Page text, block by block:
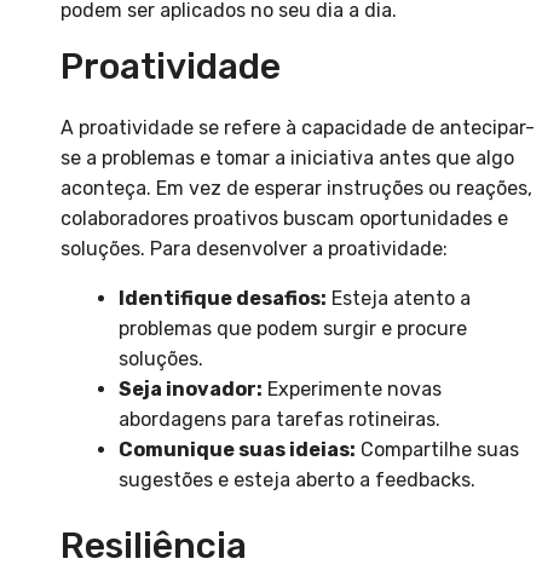
podem ser aplicados no seu dia a dia.
Proatividade
A proatividade se refere à capacidade de antecipar-
se a problemas e tomar a iniciativa antes que algo
aconteça. Em vez de esperar instruções ou reações,
colaboradores proativos buscam oportunidades e
soluções. Para desenvolver a proatividade:
Identifique desafios: Esteja atento a
problemas que podem surgir e procure
soluções.
Seja inovador: Experimente novas
abordagens para tarefas rotineiras.
Comunique suas ideias: Compartilhe suas
sugestões e esteja aberto a feedbacks.
Resiliência